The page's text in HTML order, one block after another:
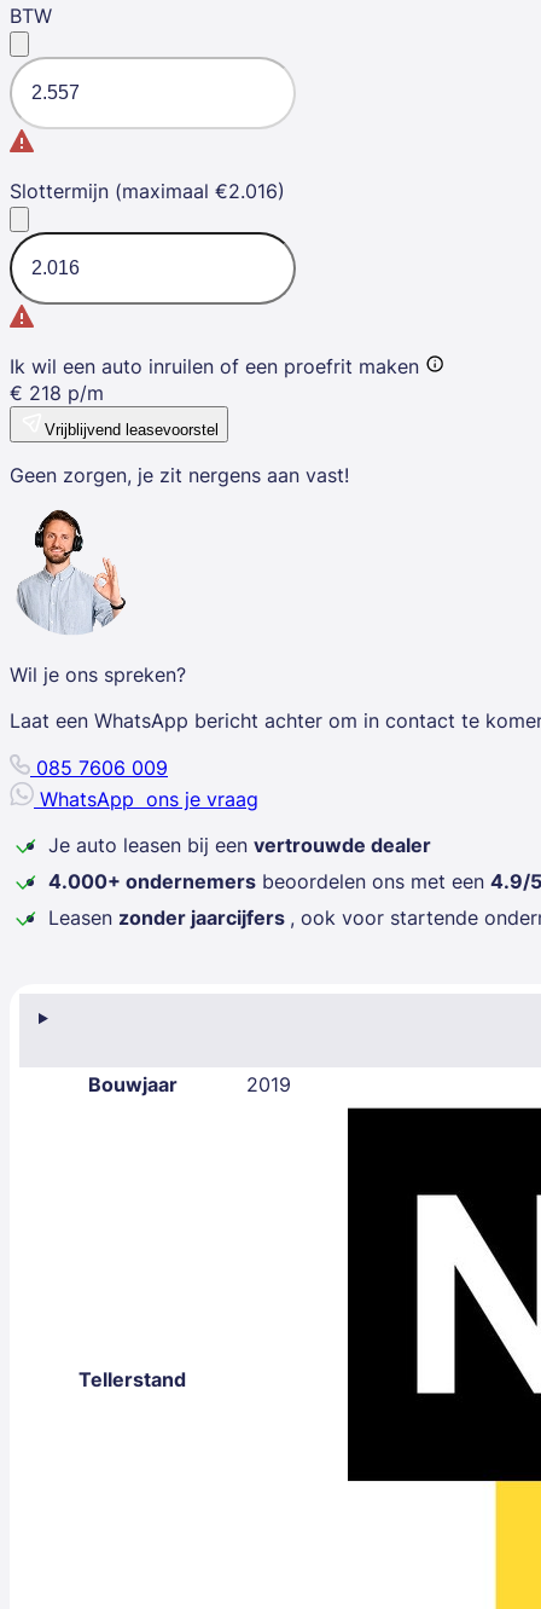
Bouwjaar 2019
Tellerstand
BTW
Slottermijn (maximaal €2.016)
Ik wil een auto inruilen of een proefrit maken
€ 218 p/m
Vrijblijvend leasevoorstel
Geen zorgen, je zit nergens aan vast!
Wil je ons spreken?
Laat een WhatsApp bericht achter om in contact te
085 7606 009
WhatsApp ons je vraag
Je auto leasen bij een vertrouwde dealer
4.000+ ondernemers beoordelen ons met een 4.9/5
Leasen zonder jaarcijfers , ook voor startende